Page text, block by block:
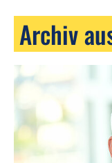
Archiv